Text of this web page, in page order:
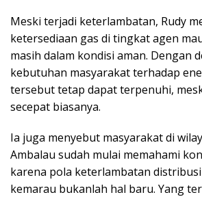
Meski terjadi keterlambatan, Rudy
ketersediaan gas di tingkat agen
masih dalam kondisi aman. Dengan
kebutuhan masyarakat terhadap
tersebut tetap dapat terpenuhi,
secepat biasanya.
Ia juga menyebut masyarakat di
Ambalau sudah mulai memahami
karena pola keterlambatan
kemarau bukanlah hal baru. Yang